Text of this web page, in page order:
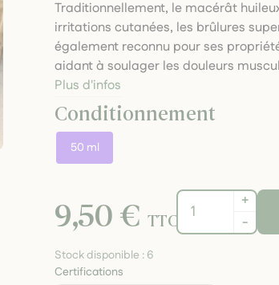
Traditionnellement, le macérât
irritations cutanées, les brûlures
également reconnu pour ses
aidant à soulager les douleurs
Plus d'infos
Conditionnement
50 ml
9,50 €TTC
+
-
Stock disponible : 6
Certifications